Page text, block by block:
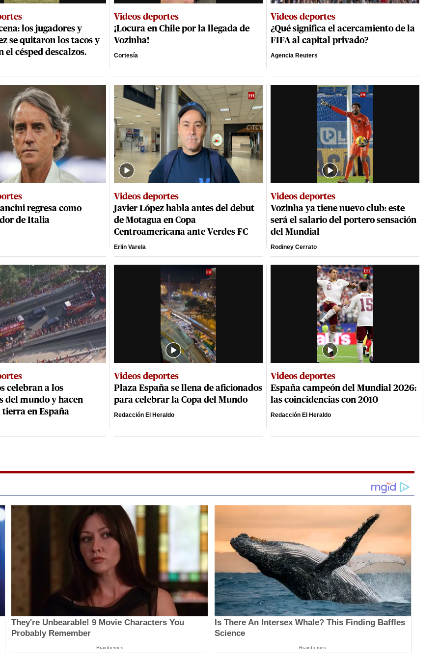
los jugadores y
se quitaron los tacos y
el césped descalzos.
Videos deportes
¡Locura en Chile por la llegada de
Vozinha!
Cortesía
Videos deportes
¿Qué significa el acercamiento de la
FIFA al capital privado?
Agencia Reuters
regresa como
de Italia
Videos deportes
Javier López habla antes del debut
de Motagua en Copa
Centroamericana ante Verdes FC
Erlin Varela
Videos deportes
Vozinha ya tiene nuevo club: este
será el salario del portero sensación
del Mundial
Rodiney Cerrato
celebran a los
del mundo y hacen
en España
Videos deportes
Plaza España se llena de aficionados
para celebrar la Copa del Mundo
Redacción El Heraldo
Videos deportes
España campeón del Mundial 2026:
las coincidencias con 2010
Redacción El Heraldo
They're Unbearable! 9 Movie Characters You
Probably Remember
Brainberries
Is There An Intersex Whale? This Finding Baffles
Science
Brainberries